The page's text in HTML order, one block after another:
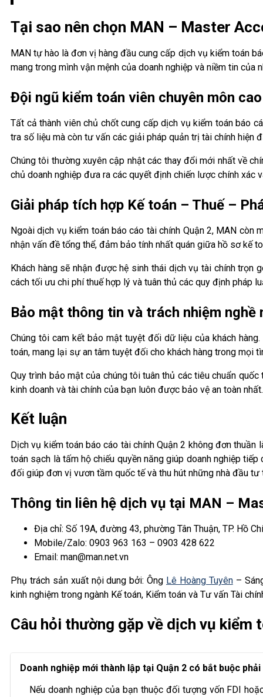
Tại sao nên chọn MAN – Master
MAN tự hào là đơn vị hàng đầu cung cấp dịch vụ kiểm toán
mang trong mình vận mệnh của doanh nghiệp và niềm tin của
Đội ngũ kiểm toán viên chuyên môn cao
Tất cả thành viên chủ chốt cung cấp dịch vụ kiểm toán báo
tra số liệu mà còn tư vấn các giải pháp quản trị tài chính hiện
Chúng tôi thường xuyên cập nhật các thay đổi mới nhất về
chủ doanh nghiệp đưa ra các quyết định chiến lược chính xác
Giải pháp tích hợp Kế toán – Thuế –
Ngoài dịch vụ kiểm toán báo cáo tài chính Quận 2, MAN còn
nhận vấn đề tổng thể, đảm bảo tính nhất quán giữa hồ sơ kế
Khách hàng sẽ nhận được hệ sinh thái dịch vụ tài chính
cách tối ưu chi phí thuế hợp lý và tuân thủ các quy định pháp
Bảo mật thông tin và trách nhiệm nghề
Chúng tôi cam kết bảo mật tuyệt đối dữ liệu của khách
toán, mang lại sự an tâm tuyệt đối cho khách hàng trong mọi
Quy trình bảo mật của chúng tôi tuân thủ các tiêu chuẩn
kinh doanh và tài chính của bạn luôn được bảo vệ an toàn nhất.
Kết luận
Dịch vụ kiểm toán báo cáo tài chính Quận 2 không đơn
toán sạch là tấm hộ chiếu quyền năng giúp doanh nghiệp
đối giúp đơn vị vươn tầm quốc tế và thu hút những nhà đầu tư
Thông tin liên hệ dịch vụ tại MAN –
Địa chỉ: Số 19A, đường 43, phường Tân Thuận, TP. Hồ
Mobile/Zalo: 0903 963 163 – 0903 428 622
Email: man@man.net.vn
Phụ trách sản xuất nội dung bởi: Ông Lê Hoàng Tuyên–
kinh nghiệm trong ngành Kế toán, Kiểm toán và Tư vấn Tài
Câu hỏi thường gặp về dịch vụ kiểm
Doanh nghiệp mới thành lập tại Quận 2 có bắt buộc
Nếu doanh nghiệp của bạn thuộc đối tượng vốn FDI